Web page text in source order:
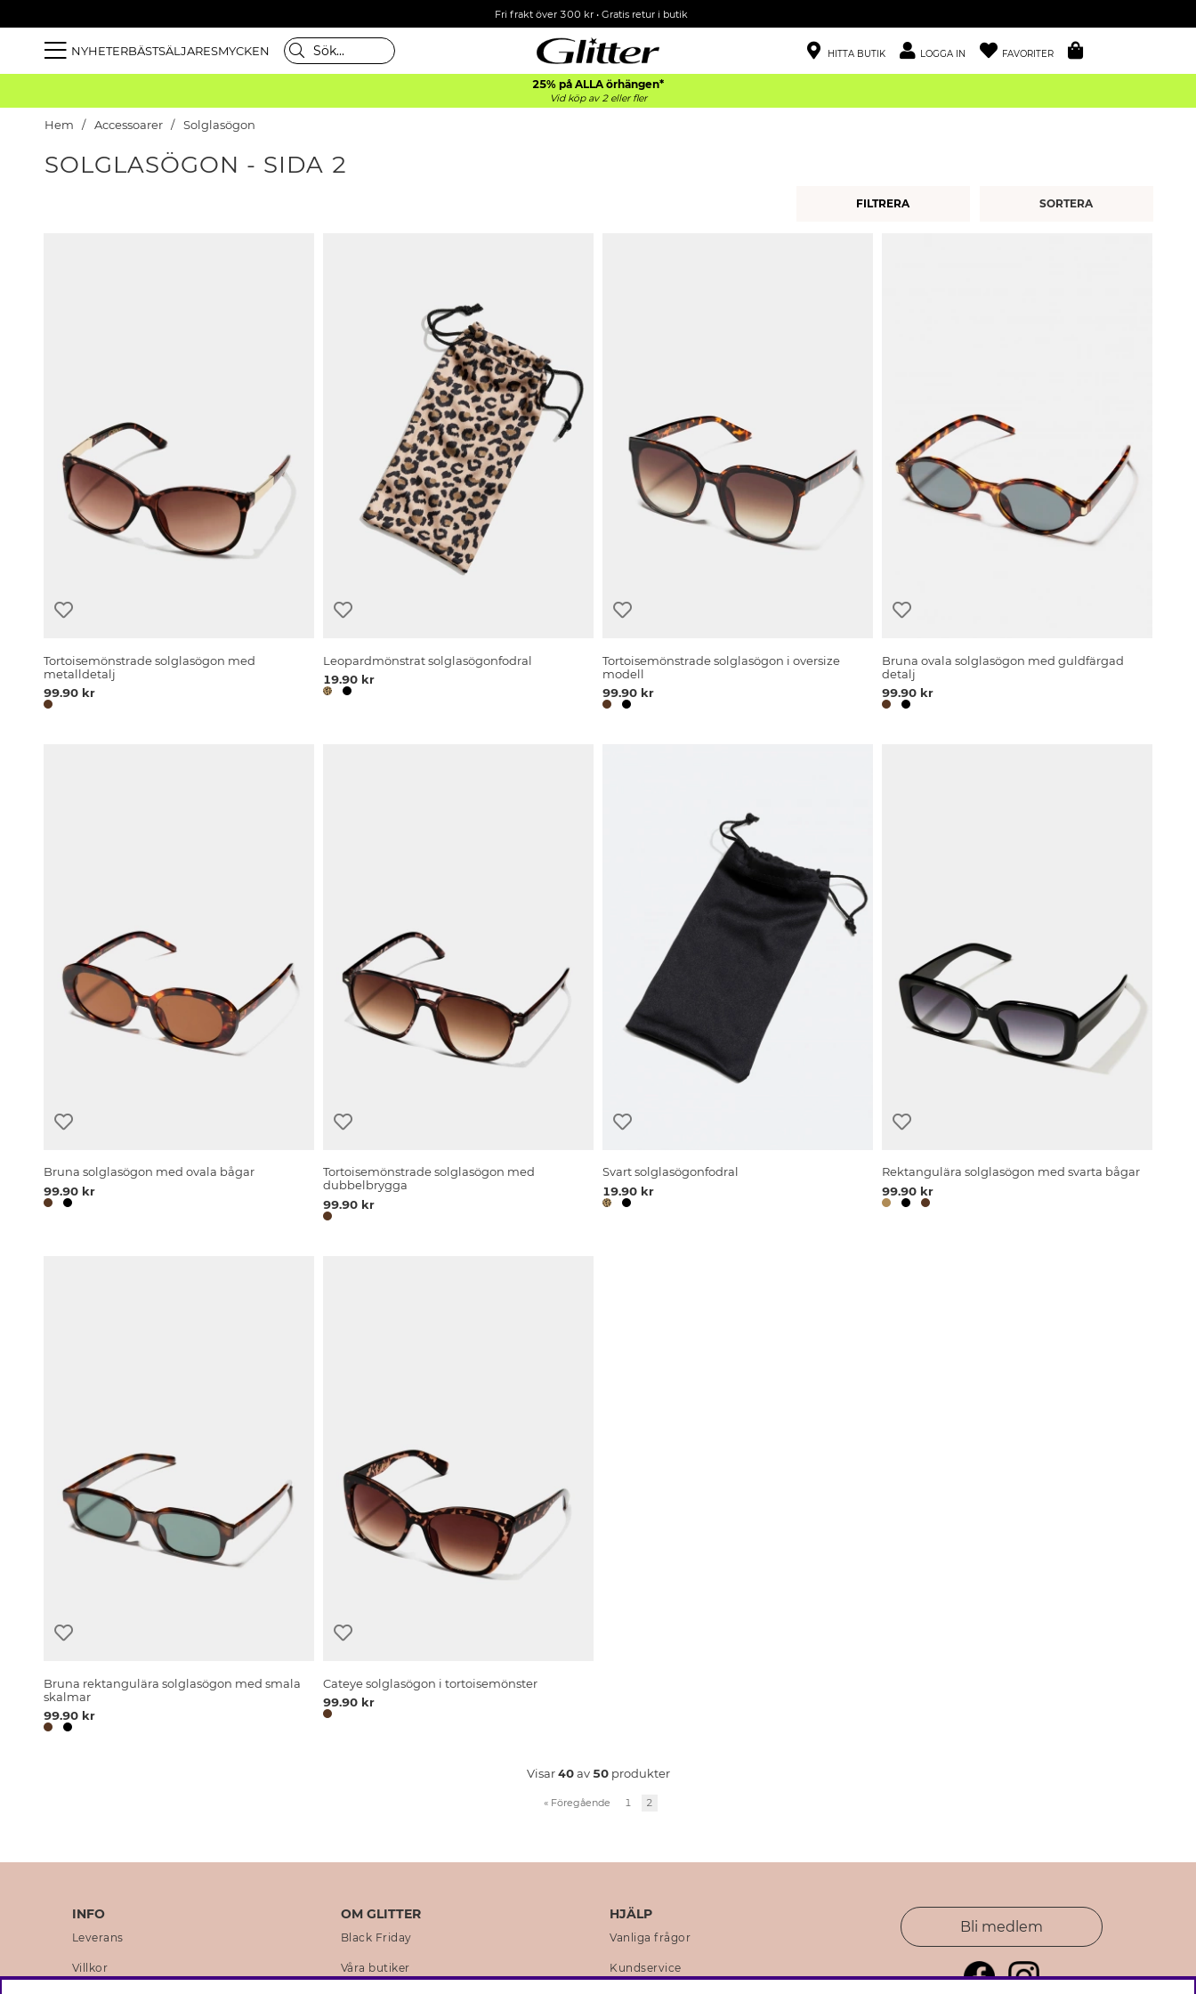
Fri frakt över 300 kr• Gratis retur i butik
NYHETERBÄSTSÄLJARESMYCKEN HITTA BUTIK LOGGA IN FAVORITER
25% på ALLA örhängen*
Vid köp av 2 eller fler
Hem Accessoarer Solglasögon
SOLGLASÖGON - SIDA 2
FILTRERA
Tortoisemönstrade solglasögon med
metalldetalj
99.90 kr
Leopardmönstrat solglasögonfodral
19.90 kr
Tortoisemönstrade solglasögon i oversize
modell
99.90 kr
Bruna ovala solglasögon med guldfärgad
detalj
99.90 kr
Bruna solglasögon med ovala bågar
99.90 kr
Tortoisemönstrade solglasögon med
dubbelbrygga
99.90 kr
Svart solglasögonfodral
19.90 kr
Rektangulära solglasögon med svarta bågar
99.90 kr
Bruna rektangulära solglasögon med smala
skalmar
99.90 kr
Cateye solglasögon i tortoisemönster
99.90 kr
Visar40av 50produkter
« Föregående 1 2
INFO
Leverans
Villkor
OM GLITTER
Black Friday
Våra butiker
HJÄLP
Vanliga frågor
Kundservice
Bli medlem